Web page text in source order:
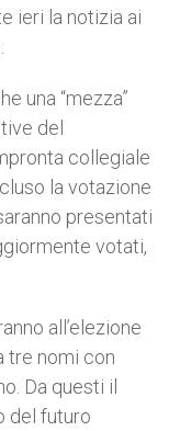
ieri la notizia ai
una “mezza”
del
collegiale
la votazione
presentati
votati,
all’elezione
tre nomi con
Da questi il
del futuro